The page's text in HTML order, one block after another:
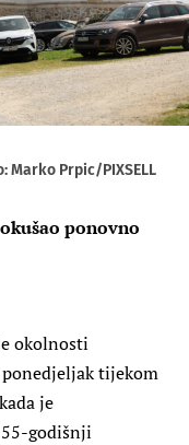
Marko Prpic/PIXSELL
ponovno
okolnosti
ponedjeljak tijekom
je
godišnji